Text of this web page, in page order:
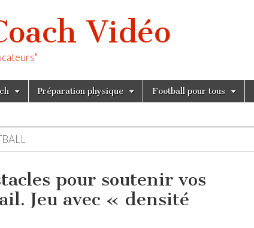
Vidéo
Préparation physique Football pour tous
pour soutenir vos
Jeu avec « densité